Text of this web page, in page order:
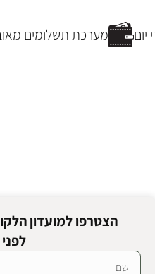
מערכת תשלומים
הצטרפו למועדון